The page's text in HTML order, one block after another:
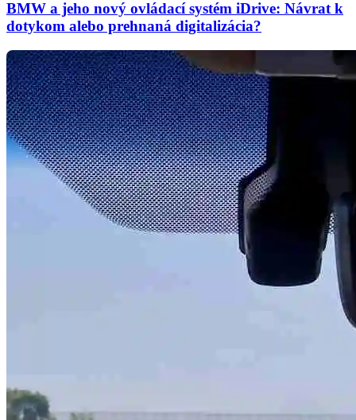
BMW a jeho nový ovládací systém iDrive: Návrat k
dotykom alebo prehnaná digitalizácia?